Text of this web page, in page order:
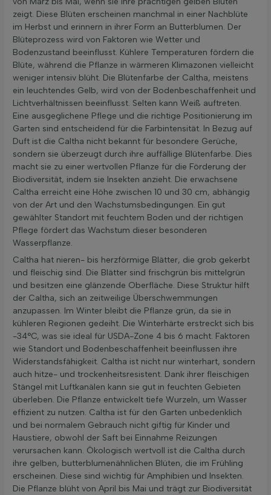
zeigt. Diese Blüten erscheinen manchmal in einer Nachblüte
im Herbst und erinnern in ihrer Form an Butterblumen. Der
Blüteprozess wird von Faktoren wie Wetter und
Bodenzustand beeinflusst. Kühlere Temperaturen fördern die
Blüte, während die Pflanze in wärmeren Klimazonen vielleicht
weniger intensiv blüht. Die Blütenfarbe der Caltha, meistens
ein leuchtendes Gelb, wird von der Bodenbeschaffenheit und
Lichtverhältnissen beeinflusst. Selten kann Weiß auftreten.
Eine ausgeglichene Pflege und die richtige Positionierung im
Garten sind entscheidend für die Farbintensität. In Bezug auf
Duft ist die Caltha nicht bekannt für besondere Gerüche,
sondern sie überzeugt durch ihre auffällige Blütenfarbe. Dies
macht sie zu einer wertvollen Pflanze für die Förderung der
Biodiversität, indem sie Insekten anzieht. Die erwachsene
Caltha erreicht eine Höhe zwischen 10 und 30 cm, abhängig
von der Art und den Wachstumsbedingungen. Ein gut
gewählter Standort mit feuchtem Boden und der richtigen
Pflege fördert das Wachstum dieser besonderen
Wasserpflanze.
Caltha hat nieren- bis herzförmige Blätter, die grob gekerbt
und fleischig sind. Die Blätter sind frischgrün bis mittelgrün
und besitzen eine glänzende Oberfläche. Diese Struktur hilft
der Caltha, sich an zeitweilige Überschwemmungen
anzupassen. Im Winter bleibt die Pflanze grün, da sie in
kühleren Regionen gedeiht. Die Winterhärte erstreckt sich bis
-34°C, was sie ideal für USDA-Zone 4 bis 6 macht. Faktoren
wie Standort und Bodenbeschaffenheit beeinflussen ihre
Widerstandsfähigkeit. Caltha ist nicht nur winterhart, sondern
auch hitze- und trockenheitsresistent. Dank ihrer fleischigen
Stängel mit Luftkanälen kann sie gut in feuchten Gebieten
überleben. Die Pflanze entwickelt tiefe Wurzeln, um Wasser
effizient zu nutzen. Caltha ist für den Garten unbedenklich
und bei normalem Gebrauch nicht giftig für Kinder und
Haustiere, obwohl der Saft bei Einnahme Reizungen
verursachen kann. Ökologisch wertvoll ist die Caltha durch
ihre gelben, butterblumenähnlichen Blüten, die im Frühling
erscheinen. Diese sind wichtig für Amphibien und Insekten.
Die Pflanze blüht von April bis Mai und trägt zur Biodiversität